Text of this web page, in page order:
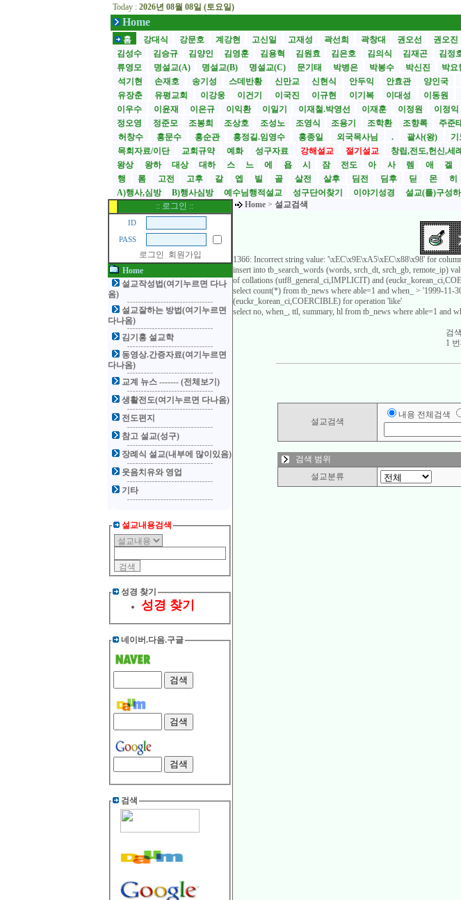
Today : 2026년 08월 08일 (토요일)
Home
홈
강대식 강문호 계강현 고신일 고재성 곽선희 곽창대 권오선 권오진
김성수
김승규 김양인 김영훈 김용혁 김원효 김은호 김의식 김재곤 김정
류영모
명설교(A) 명설교(B) 명설교(C) 문기태 박병은 박봉수 박신진 박요
석기현
손재호 송기성 스데반황 신만교 신현식 안두익 안효관 양인국
유장춘
유평교회 이강웅 이건기 이국진 이규현 이기복 이대성 이동원
이우수
이윤재 이은규 이익환 이일기 이재철.박영선 이재훈 이정원 이정익
정오영
정준모 조봉희 조상호 조성노 조영식 조용기 조학환 조향록 주준
허창수
홍문수 홍순관 홍정길.임영수 홍종일 외국목사님 . 괄사(왕) 기
목회자료/이단
교회규약 예화 성구자료 강해설교 절기설교 창립,전도,헌신,세
왕상
왕하 대상 대하 스 느 에 욥 시 잠 전도 아 사 렘 애 겔
행
롬 고전 고후 갈 엡 빌 골 살전 살후 딤전 딤후 딛 몬 히
A)행사,심방
B)행사심방 예수님행적설교 성구단어찾기 이야기성경 설교(틀)구성하
:: 로그인 ::
ID
PASS
로그인
회원가입
Home
설교작성법(여기누르면 다나
옴)
설교잘하는 방법(여기누르면
다나옴)
김기홍 설교학
동영상.간증자료(여기누르면
다나옴)
교계 뉴스 ------- (전체보기)
생활전도(여기누르면 다나옴)
전도편지
참고 설교(성구)
장례식 설교(내부에 많이있음)
웃음치유와 영업
기타
설교내용검색
성경 찾기
성경 찾기
네이버.다음.구글
검색
Home > 설교검색
1366: Incorrect string value: '\xEC\x9E\xA5\xEC\x88\x98' for
insert into tb_search_words (words, srch_dt, srch_gb,
of collations (utf8_general_ci,IMPLICIT) and
select count(*) from tb_news where able=1 and when_ > '1999-
(euckr_korean_ci,COERCIBLE) for operation 'like'
select no, when_, ttl, summary, hl from tb_news where able=1
검
1
설교검색
내용 전체검색
검색 범위
설교분류